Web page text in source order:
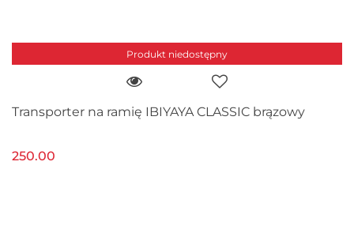
Produkt niedostępny
Transporter na ramię IBIYAYA CLASSIC brązowy
250.00